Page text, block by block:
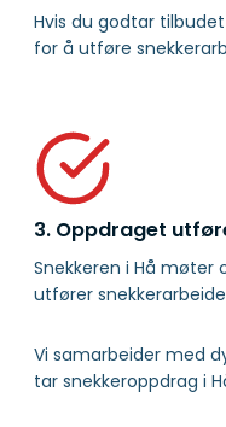
Hvis du godtar
for å utføre
3. Oppdraget
Snekkeren i Hå møter
utfører
Vi samarbeider med
tar snekkeroppdrag i